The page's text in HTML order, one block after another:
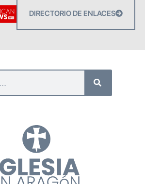
DIRECTORIO DE ENLACES